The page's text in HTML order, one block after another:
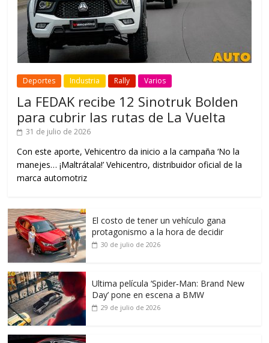
Deportes Industria Rally Varios
La FEDAK recibe 12 Sinotruk Bolden
para cubrir las rutas de La Vuelta
31 de julio de 2026
Con este aporte, Vehicentro da inicio a la campaña ‘No la
manejes… ¡Maltrátala!’ Vehicentro, distribuidor oficial de la
marca automotriz
El costo de tener un vehículo gana
protagonismo a la hora de decidir
30 de julio de 2026
Ultima película ‘Spider‑Man: Brand New
Day’ pone en escena a BMW
29 de julio de 2026